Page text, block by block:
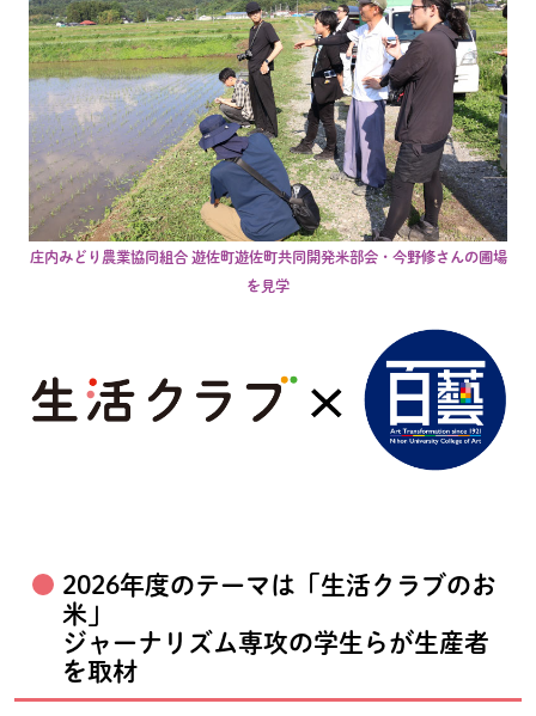
庄内みどり農業協同組合 遊佐町遊佐町共同開発米部会・今野修さんの圃場
を見学
2026年度のテーマは「生活クラブのお
米」
ジャーナリズム専攻の学生らが生産者
を取材